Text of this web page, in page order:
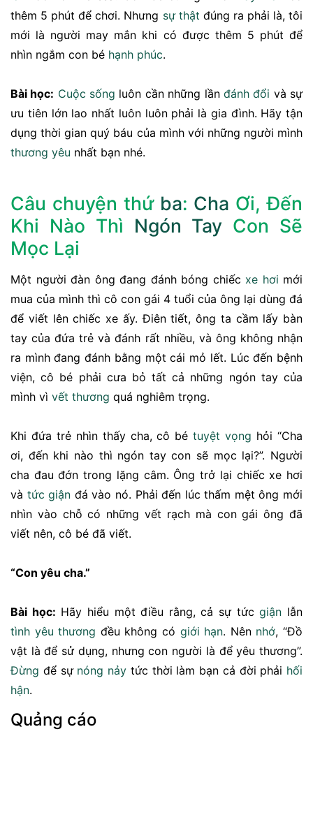
thêm 5 phút để chơi. Nhưng sự thật đúng ra phải là, tôi
mới là người may mắn khi có được thêm 5 phút để
nhìn ngắm con bé hạnh phúc.
Bài học: Cuộc sống luôn cần những lần đánh đổi và sự
ưu tiên lớn lao nhất luôn luôn phải là gia đình. Hãy tận
dụng thời gian quý báu của mình với những người mình
thương yêu nhất bạn nhé.
Câu chuyện thứ ba: Cha Ơi, Đến
Khi Nào Thì Ngón Tay Con Sẽ
Mọc Lại
Một người đàn ông đang đánh bóng chiếc xe hơi mới
mua của mình thì cô con gái 4 tuổi của ông lại dùng đá
để viết lên chiếc xe ấy. Điên tiết, ông ta cầm lấy bàn
tay của đứa trẻ và đánh rất nhiều, và ông không nhận
ra mình đang đánh bằng một cái mỏ lết. Lúc đến bệnh
viện, cô bé phải cưa bỏ tất cả những ngón tay của
mình vì vết thương quá nghiêm trọng.
Khi đứa trẻ nhìn thấy cha, cô bétuyệt vọng hỏi “Cha
ơi, đến khi nào thì ngón tay con sẽ mọc lại?”. Người
cha đau đớn trong lặng câm. Ông trở lại chiếc xe hơi
và tức giận đá vào nó. Phải đến lúc thấm mệt ông mới
nhìn vào chỗ có những vết rạch mà con gái ông đã
viết nên, cô bé đã viết.
“Con yêu cha.”
Bài học: Hãy hiểu một điều rằng, cả sự tứcgiận lẫn
tình yêu thương đều không có giới hạn. Nên nhớ, “Đồ
vật là để sử dụng, nhưng con người là để yêu thương”.
Đừng để sự nóng nảy tức thời làm bạn cả đời phải hối
hận.
Quảng cáo